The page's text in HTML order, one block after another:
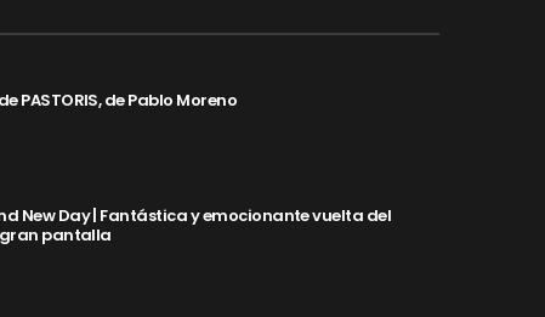
PASTORIS, de Pablo Moreno
New Day | Fantástica y emocionante vuelta del
pantalla